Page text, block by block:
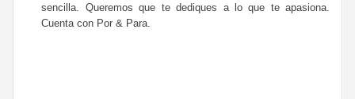
sencilla. Queremos que te dediques a lo que te apasiona.
Cuenta con Por & Para.